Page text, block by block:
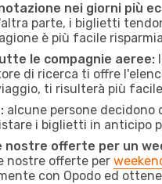
nei giorni più
parte, i biglietti
è più facile
le compagnie aeree:
di ricerca ti offre
ti risulterà più
alcune persone
i biglietti in anticipo
nostre offerte per un
nostre offerte per
con Opodo ed